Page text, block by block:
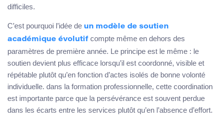
difficiles.
C’est pourquoi l’idée de un modèle de soutien
académique évolutif compte même en dehors des
paramètres de première année. Le principe est le même : le
soutien devient plus efficace lorsqu’il est coordonné, visible et
répétable plutôt qu’en fonction d’actes isolés de bonne volonté
individuelle. dans la formation professionnelle, cette coordination
est importante parce que la persévérance est souvent perdue
dans les écarts entre les services plutôt qu’en l’absence d’effort.